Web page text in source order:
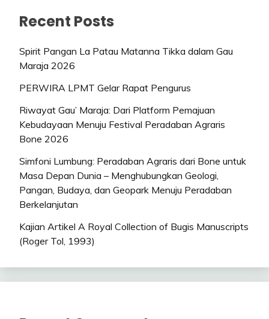
Recent Posts
Spirit Pangan La Patau Matanna Tikka dalam Gau
Maraja 2026
PERWIRA LPMT Gelar Rapat Pengurus
Riwayat Gau’ Maraja: Dari Platform Pemajuan
Kebudayaan Menuju Festival Peradaban Agraris
Bone 2026
Simfoni Lumbung: Peradaban Agraris dari Bone untuk
Masa Depan Dunia – Menghubungkan Geologi,
Pangan, Budaya, dan Geopark Menuju Peradaban
Berkelanjutan
Kajian Artikel A Royal Collection of Bugis Manuscripts
(Roger Tol, 1993)